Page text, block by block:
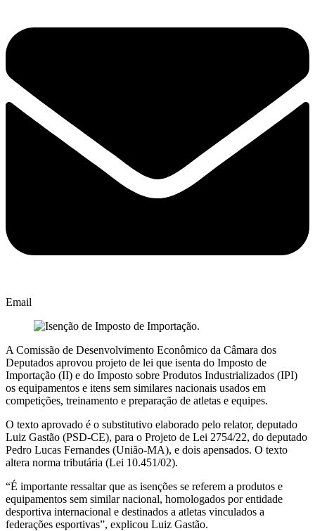
Email
A Comissão de Desenvolvimento Econômico da Câmara dos
Deputados aprovou projeto de lei que isenta do Imposto de
Importação (II) e do Imposto sobre Produtos Industrializados (IPI)
os equipamentos e itens sem similares nacionais usados em
competições, treinamento e preparação de atletas e equipes.
O texto aprovado é o substitutivo elaborado pelo relator, deputado
Luiz Gastão (PSD-CE), para o Projeto de Lei 2754/22, do deputado
Pedro Lucas Fernandes (União-MA), e dois apensados. O texto
altera norma tributária (Lei 10.451/02).
“É importante ressaltar que as isenções se referem a produtos e
equipamentos sem similar nacional, homologados por entidade
desportiva internacional e destinados a atletas vinculados a
federações esportivas”, explicou Luiz Gastão.